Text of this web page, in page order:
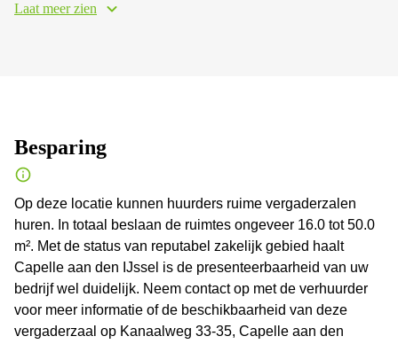
Laat meer zien
Besparing
Op deze locatie kunnen huurders ruime vergaderzalen
huren. In totaal beslaan de ruimtes ongeveer 16.0 tot 50.0
m². Met de status van reputabel zakelijk gebied haalt
Capelle aan den IJssel is de presenteerbaarheid van uw
bedrijf wel duidelijk. Neem contact op met de verhuurder
voor meer informatie of de beschikbaarheid van deze
vergaderzaal op Kanaalweg 33-35, Capelle aan den